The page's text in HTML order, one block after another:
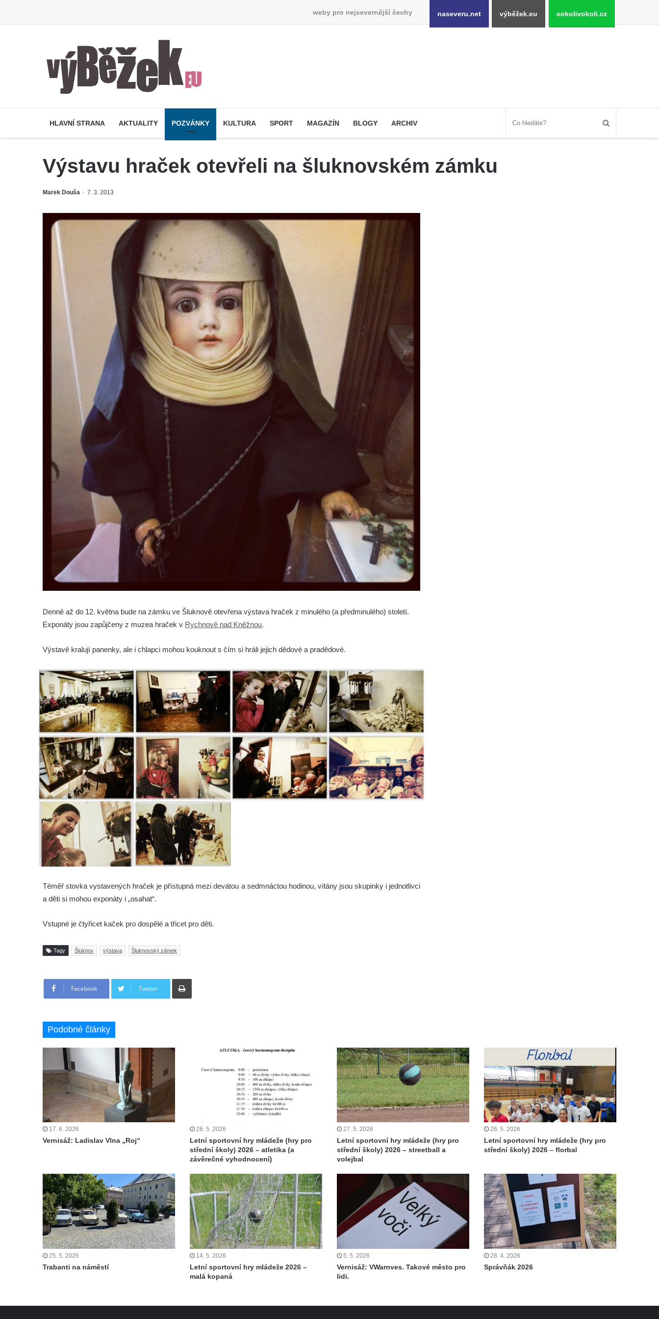
weby pro nejsevernější čechy naseveru.net výběžek.eu cokolivokoli.cz
HLAVNÍ STRANA AKTUALITY POZVÁNKY KULTURA SPORT MAGAZÍN BLOGY ARCHIV
Výstavu hraček otevřeli na šluknovském zámku
Marek Douša 7. 3. 2013
Denně až do 12. května bude na zámku ve Šluknově otevřena výstava hraček z minulého (a předminulého) století.
Exponáty jsou zapůjčeny z muzea hraček v Rychnově nad Kněžnou.
Výstavě kralují panenky, ale i chlapci mohou kouknout s čím si hráli jejich dědové a pradědové.
Téměř stovka vystavených hraček je přístupná mezi devátou a sedmnáctou hodinou, vítány jsou skupinky i jednotlivci
a děti si mohou exponáty i „osahat“.
Vstupné je čtyřicet kaček pro dospělé a třicet pro děti.
Tagy Šluknov výstava Šluknovský zámek
Facebook Twitter
Tisknout
Podobné články
17. 6. 2026
Vernisáž: Ladislav Vlna „Roj“
28. 5. 2026
Letní sportovní hry mládeže (hry pro
střední školy) 2026 – atletika (a
závěrečné vyhodnocení)
27. 5. 2026
Letní sportovní hry mládeže (hry pro
střední školy) 2026 – streetball a
volejbal
26. 5. 2026
Letní sportovní hry mládeže (hry pro
střední školy) 2026 – florbal
25. 5. 2026
Trabanti na náměstí
14. 5. 2026
Letní sportovní hry mládeže 2026 –
malá kopaná
5. 5. 2026
Vernisáž: VWarnves. Takové město pro
lidi.
28. 4. 2026
Správňák 2026